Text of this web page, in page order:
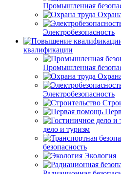
Промышленная
Электробезопасность
квалификации
Промышленная
Электробезопасность
дело и туризм
безопасность
Экология